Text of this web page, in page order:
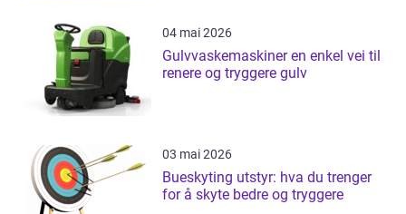
04 mai 2026
Gulvvaskemaskiner en enkel vei til
renere og tryggere gulv
03 mai 2026
Bueskyting utstyr: hva du trenger
for å skyte bedre og tryggere